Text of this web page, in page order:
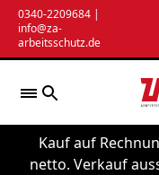
Zum
Inhalt
springen
0340-2209684 |
info@za-
arbeitsschutz.de
Kauf auf
netto. Verkauf